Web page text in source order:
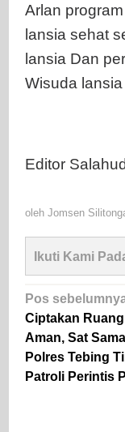
Arlan
lansia sehat
lansia Dan
Wisuda
Editor
oleh Jomsen
Ikuti Kami
Navigasi
pos
Pos
Ciptakan
Aman, Sat
Polres Tebing
Patroli Perintis